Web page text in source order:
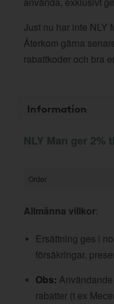
Just nu har inte NLY
Återkom gärna
rabattkoder och bra
Information
NLY Man ger 2%
Order
Allmänna villkor:
Ersättning ges i
försäkringar,
Obs:
rabatter (t ex